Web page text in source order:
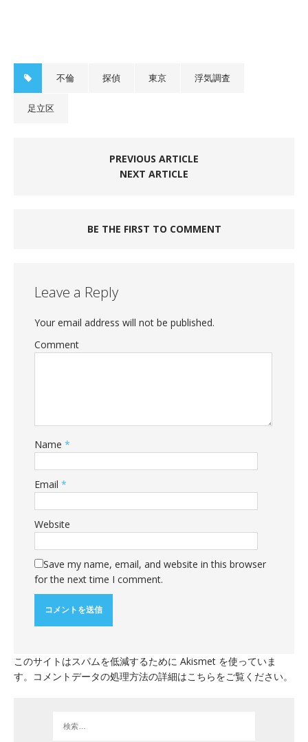
不倫 探偵 東京 浮気調査
足立区
PREVIOUS ARTICLE
NEXT ARTICLE
BE THE FIRST TO COMMENT
Leave a Reply
Your email address will not be published.
Comment
Name *
Email *
Website
Save my name, email, and website in this browser
for the next time I comment.
このサイトはスパムを低減するために Akismet を使っていま
す。 コメントデータの処理方法の詳細はこちらをご覧ください。